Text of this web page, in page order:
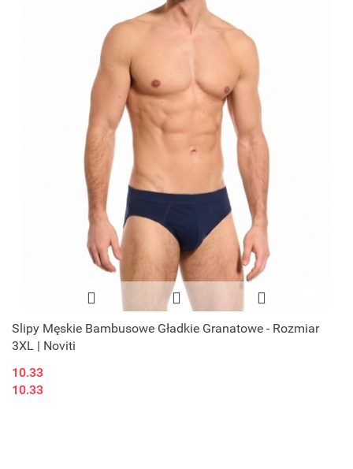
Slipy Męskie Bambusowe Gładkie Granatowe - Rozmiar
3XL | Noviti
10.33
10.33